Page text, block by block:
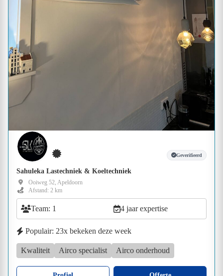
Geverifieerd
Sahuleka Lastechniek & Koeltechniek
Ooiweg 52, Apeldoorn
Afstand: 2 km
Team: 1 4 jaar expertise
Populair: 23x bekeken deze week
Kwaliteit Airco specialist Airco onderhoud